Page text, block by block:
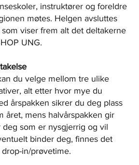
instruktører og foreldre
møtes. Helgen avsluttes
viser frem alt det deltakerne
UNG.
du velge mellom tre ulike
alt etter hvor mye du
årspakken sikrer du deg plass
året, mens halvårspakken gir
deg som er nysgjerrig og vil
binder deg, finnes det
in/prøvetime.